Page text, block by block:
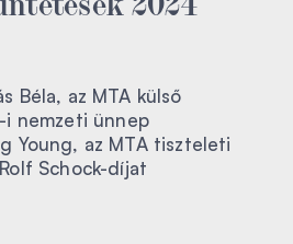
Béla, az MTA külső
i nemzeti ünnep
Young, az MTA tiszteleti
Schock-díjat